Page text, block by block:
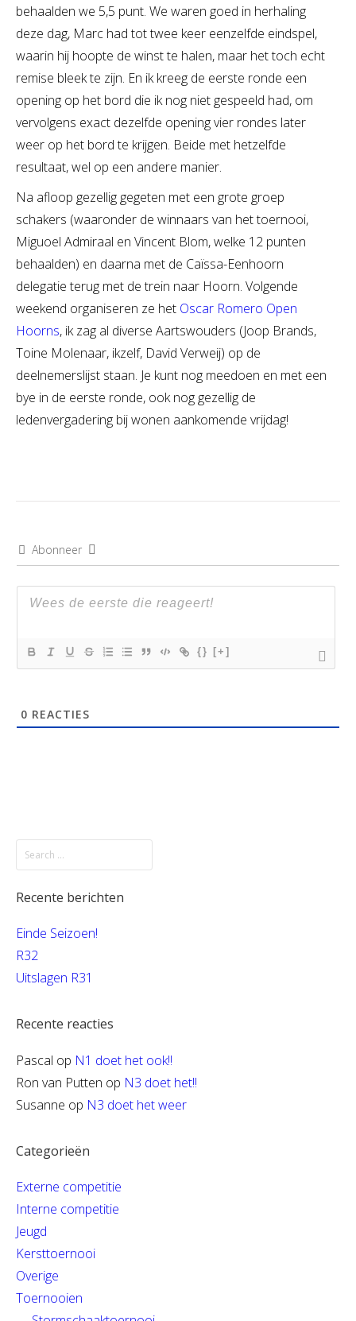
behaalden we 5,5 punt. We waren goed in herhaling
deze dag, Marc had tot twee keer eenzelfde eindspel,
waarin hij hoopte de winst te halen, maar het toch echt
remise bleek te zijn. En ik kreeg de eerste ronde een
opening op het bord die ik nog niet gespeeld had, om
vervolgens exact dezelfde opening vier rondes later
weer op het bord te krijgen. Beide met hetzelfde
resultaat, wel op een andere manier.
Na afloop gezellig gegeten met een grote groep
schakers (waaronder de winnaars van het toernooi,
Miguoel Admiraal en Vincent Blom, welke 12 punten
behaalden) en daarna met de Caïssa-Eenhoorn
delegatie terug met de trein naar Hoorn. Volgende
weekend organiseren ze het Oscar Romero Open
Hoorns, ik zag al diverse Aartswouders (Joop Brands,
Toine Molenaar, ikzelf, David Verweij) op de
deelnemerslijst staan. Je kunt nog meedoen en met een
bye in de eerste ronde, ook nog gezellig de
ledenvergadering bij wonen aankomende vrijdag!
Abonneer
{} [+]
0 REACTIES
Recente berichten
Einde Seizoen!
R32
Uitslagen R31
Recente reacties
Pascal op N1 doet het ook!!
Ron van Putten op N3 doet het!!
Susanne op N3 doet het weer
Categorieën
Externe competitie
Interne competitie
Jeugd
Kersttoernooi
Overige
Toernooien